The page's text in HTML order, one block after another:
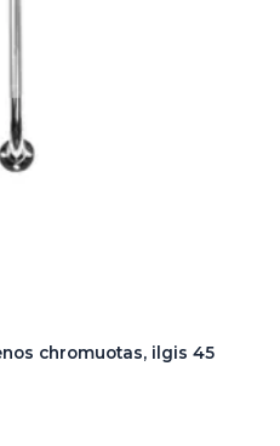
chromuotas, ilgis 45